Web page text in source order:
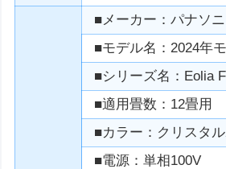
■メーカー：パナソ
■モデル名：2024年
■シリーズ名：Eolia
■適用畳数：12畳用
■カラー：クリスタ
■電源：単相100V